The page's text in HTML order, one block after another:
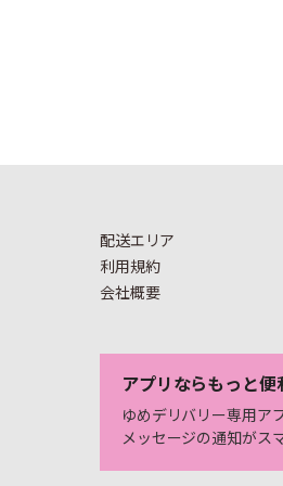
配送エリア
利用規約
会社概要
アプリならもっと便
ゆめデリバリー専用ア
メッセージの通知がス